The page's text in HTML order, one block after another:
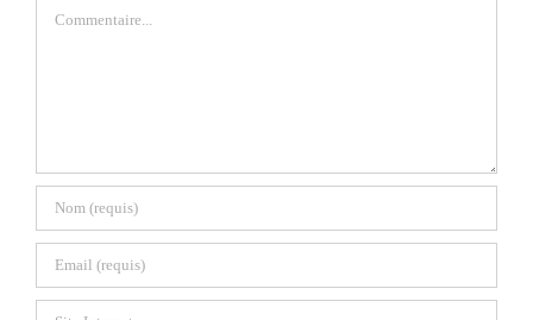
Commentaire